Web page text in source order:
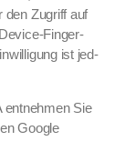
den Zugriff auf
Fin­ger­
ist jed­
ent­nehmen Sie
Google